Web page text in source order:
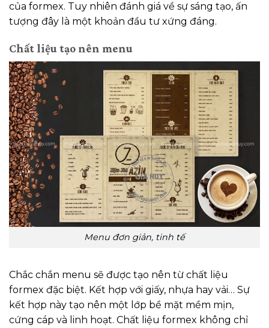
của formex. Tuy nhiên đánh giá về sự sáng tạo, ấn
tượng đây là một khoản đầu tư xứng đáng.
Chất liệu tạo nên menu
Menu đơn giản, tinh tế
Chắc chắn menu sẽ được tạo nên từ chất liệu
formex đặc biệt. Kết hợp với giấy, nhựa hay vải… Sự
kết hợp này tạo nên một lớp bề mặt mềm mịn,
cứng cáp và linh hoạt. Chất liệu formex không chỉ